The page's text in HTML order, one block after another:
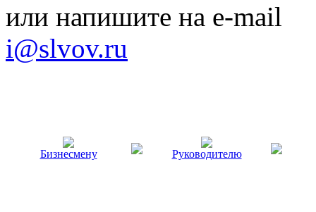
или напишите на e-mail
i@slvov.ru
Бизнесмену Руководителю